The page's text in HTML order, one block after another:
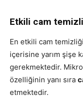
Etkili cam
En etkili cam
içerisine yarım şişe
gerekmektedir.
özelliğinin yanı sıra
etmektedir.